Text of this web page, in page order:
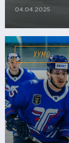
04.04.2025
ХУМО